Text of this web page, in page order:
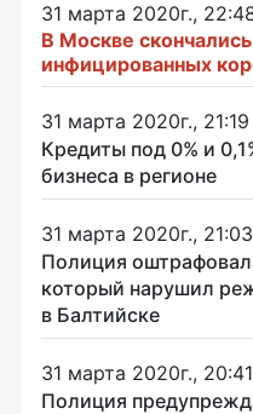
31 марта 2020г.,
В Москве
инфицированных
31 марта 2020г., 21:19
Кредиты под 0% и
бизнеса в регионе
31 марта 2020г., 21:03
Полиция
который нарушил
в Балтийске
31 марта 2020г., 20:41
Полиция